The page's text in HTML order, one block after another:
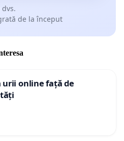
de la început
urii online față de